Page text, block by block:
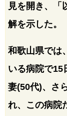
見を開き、「
解を示した。
和歌山県では
いる病院で15
妻(50代)、さ
れ、この病院